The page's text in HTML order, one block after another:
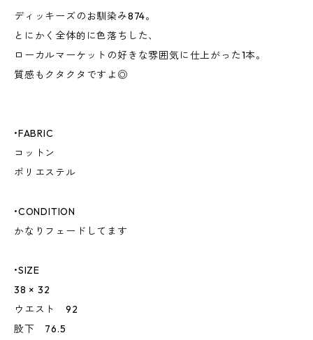
ディッキーズのお馴染み874。
とにかく全体的に色落ちした、
ローカルマーケットの好きな雰囲気に仕上がった1本。
質感もクタクタですよ◎
•FABRIC
コットン
ポリエステル
•CONDITION
かなりフェードしてます
•SIZE
38 × 32
ウエスト 92
股下 76.5